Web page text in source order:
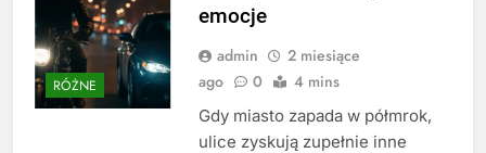
RÓŻNE
emocje
admin
2 miesiące
ago
0 4 mins
Gdy miasto zapada w półmrok,
ulice zyskują zupełnie inne